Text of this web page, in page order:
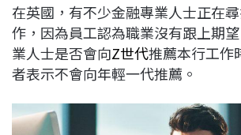
b
o
o
k
a
d
s
e
d
I
n
L
i
n
k
在英國，有不少金融專業人士正在
作，因為員工認為職業沒有跟上期
業人士是否會向Z世代推薦本行工作
者表示不會向年輕一代推薦。